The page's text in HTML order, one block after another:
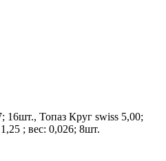
16шт., Топаз Круг swiss 5,00;
; вес: 0,026; 8шт.